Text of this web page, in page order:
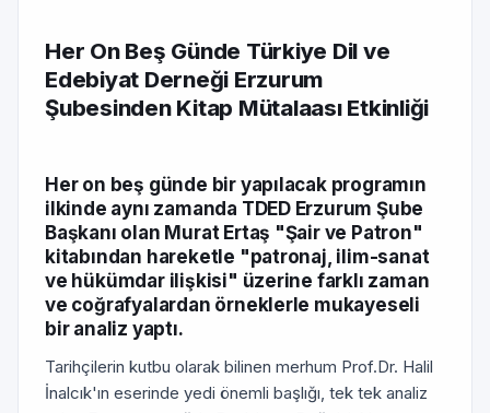
Her On Beş Günde Türkiye Dil ve
Edebiyat Derneği Erzurum
Şubesinden Kitap Mütalaası Etkinliği
Her on beş günde bir yapılacak programın
ilkinde aynı zamanda TDED Erzurum Şube
Başkanı olan Murat Ertaş "Şair ve Patron"
kitabından hareketle "patronaj, ilim-sanat
ve hükümdar ilişkisi" üzerine farklı zaman
ve coğrafyalardan örneklerle mukayeseli
bir analiz yaptı.
Tarihçilerin kutbu olarak bilinen merhum Prof.Dr. Halil
İnalcık'ın eserinde yedi önemli başlığı, tek tek analiz